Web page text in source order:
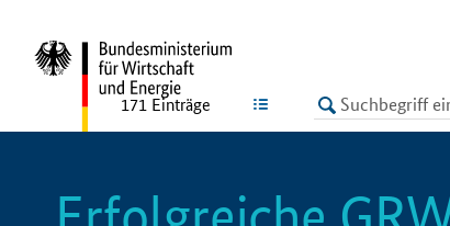
LISTE
171 Einträge